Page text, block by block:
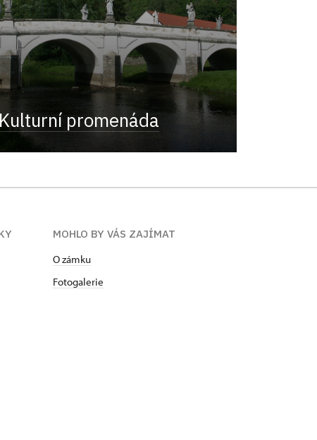
promenáda
MOHLO BY VÁS ZAJÍMAT
O zámku
Fotogalerie